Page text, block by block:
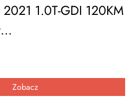
1.0T-GDI 120KM
Zobacz